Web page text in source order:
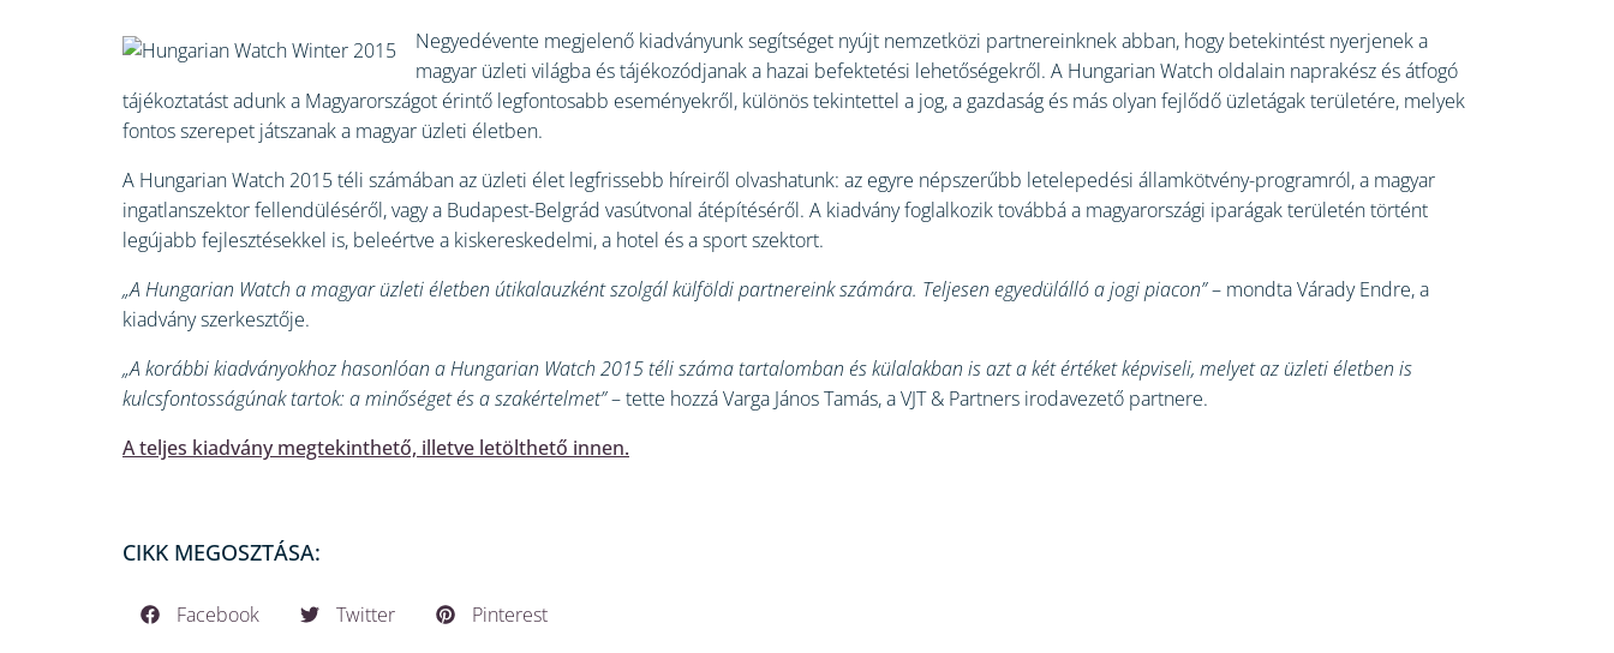
Negyedévente megjelenő kiadványunk segítséget nyújt nemzetközi partnereinknek abban, hogy betekintést nyerjenek a
magyar üzleti világba és tájékozódjanak a hazai befektetési lehetőségekről. A Hungarian Watch oldalain naprakész és átfogó
tájékoztatást adunk a Magyarországot érintő legfontosabb eseményekről, különös tekintettel a jog, a gazdaság és más olyan fejlődő üzletágak területére, melyek
fontos szerepet játszanak a magyar üzleti életben.
A Hungarian Watch 2015 téli számában az üzleti élet legfrissebb híreiről olvashatunk: az egyre népszerűbb letelepedési államkötvény-programról, a magyar
ingatlanszektor fellendüléséről, vagy a Budapest-Belgrád vasútvonal átépítéséről. A kiadvány foglalkozik továbbá a magyarországi iparágak területén történt
legújabb fejlesztésekkel is, beleértve a kiskereskedelmi, a hotel és a sport szektort.
„A Hungarian Watch a magyar üzleti életben útikalauzként szolgál külföldi partnereink számára. Teljesen egyedülálló a jogi piacon”– mondta Várady Endre, a
kiadvány szerkesztője.
„A korábbi kiadványokhoz hasonlóan a Hungarian Watch 2015 téli száma tartalomban és külalakban is azt a két értéket képviseli, melyet az üzleti életben is
kulcsfontosságúnak tartok: a minőséget és a szakértelmet”– tette hozzá Varga János Tamás, a VJT & Partners irodavezető partnere.
A teljes kiadvány megtekinthető, illetve letölthető innen.
CIKK MEGOSZTÁSA:
Facebook Twitter Pinterest